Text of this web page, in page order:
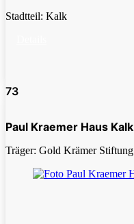
Stadtteil: Kalk
73
Paul Kraemer Haus Kalk
Träger: Gold Krämer Stiftung